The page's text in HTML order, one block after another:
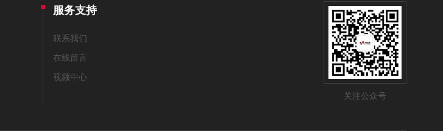
服务支持
联系我们
在线留言
视频中心
关注公众号